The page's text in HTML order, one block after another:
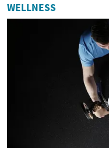
WELLNESS